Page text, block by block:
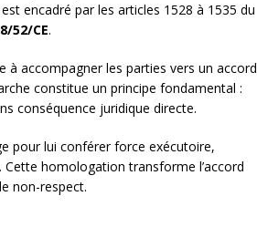
encadré par les articles 1528 à 1535 du
52/CE.
à accompagner les parties vers un accord
constitue un principe fondamental :
conséquence juridique directe.
pour lui conférer force exécutoire,
. Cette homologation transforme l’accord
non-respect.